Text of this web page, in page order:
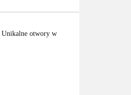
Unikalne otwory w